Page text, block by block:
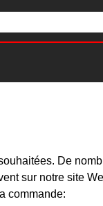
De
sur notre site
commande: